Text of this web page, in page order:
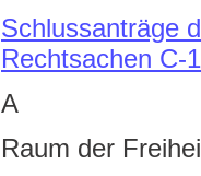
Schlussanträge
Rechtsachen C-
A
Raum der